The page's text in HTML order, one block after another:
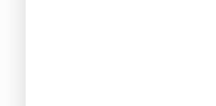
Exploitant de
27010 VALLE